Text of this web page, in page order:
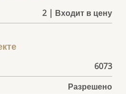
2 | Входит в цену
6073
Разрешено